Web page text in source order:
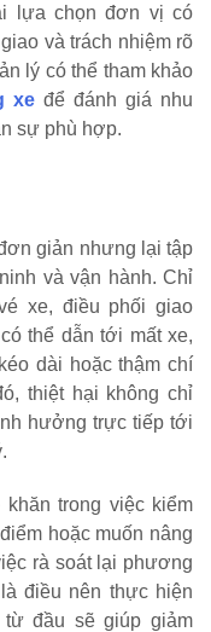
lựa chọn đơn vị có
và trách nhiệm rõ
lý có thể tham khảo
xe để đánh giá nhu
sự phù hợp.
giản nhưng lại tập
và vận hành. Chỉ
xe, điều phối giao
thể dẫn tới mất xe,
dài hoặc thậm chí
thiệt hại không chỉ
hưởng trực tiếp tới
trong việc kiểm
hoặc muốn nâng
rà soát lại phương
điều nên thực hiện
đầu sẽ giúp giảm